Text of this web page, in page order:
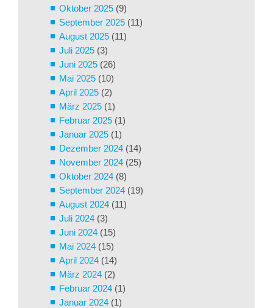
Oktober 2025 (9)
September 2025 (11)
August 2025 (11)
Juli 2025 (3)
Juni 2025 (26)
Mai 2025 (10)
April 2025 (2)
März 2025 (1)
Februar 2025 (1)
Januar 2025 (1)
Dezember 2024 (14)
November 2024 (25)
Oktober 2024 (8)
September 2024 (19)
August 2024 (11)
Juli 2024 (3)
Juni 2024 (15)
Mai 2024 (15)
April 2024 (14)
März 2024 (2)
Februar 2024 (1)
Januar 2024 (1)